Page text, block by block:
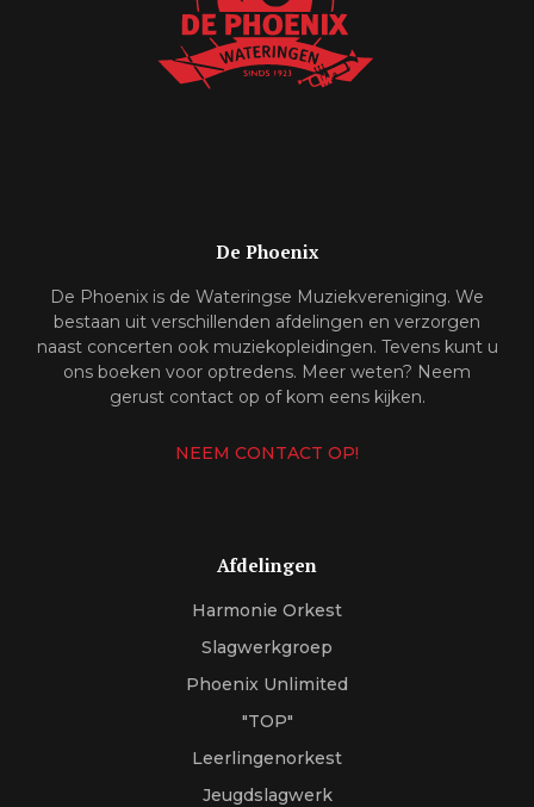
De Phoenix
De Phoenix is de Wateringse Muziekvereniging. We
bestaan uit verschillenden afdelingen en verzorgen
naast concerten ook muziekopleidingen. Tevens kunt u
ons boeken voor optredens. Meer weten? Neem
gerust contact op of kom eens kijken.
NEEM CONTACT OP!
Afdelingen
Harmonie Orkest
Slagwerkgroep
Phoenix Unlimited
"TOP"
Leerlingenorkest
Jeugdslagwerk